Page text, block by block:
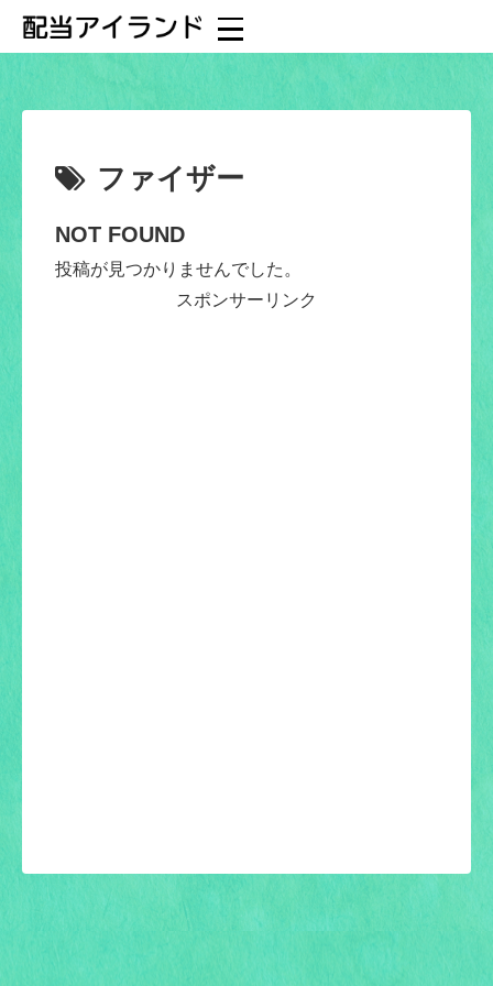
ファイザー
NOT FOUND
投稿が見つかりませんでした。
スポンサーリンク